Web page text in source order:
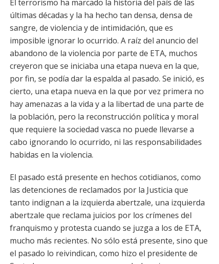
El terrorismo ha marcado la historia del país de las
últimas décadas y la ha hecho tan densa, densa de
sangre, de violencia y de intimidación, que es
imposible ignorar lo ocurrido. A raíz del anuncio del
abandono de la violencia por parte de ETA, muchos
creyeron que se iniciaba una etapa nueva en la que,
por fin, se podía dar la espalda al pasado. Se inició, es
cierto, una etapa nueva en la que por vez primera no
hay amenazas a la vida y a la libertad de una parte de
la población, pero la reconstrucción política y moral
que requiere la sociedad vasca no puede llevarse a
cabo ignorando lo ocurrido, ni las responsabilidades
habidas en la violencia.
El pasado está presente en hechos cotidianos, como
las detenciones de reclamados por la Justicia que
tanto indignan a la izquierda abertzale, una izquierda
abertzale que reclama juicios por los crímenes del
franquismo y protesta cuando se juzga a los de ETA,
mucho más recientes. No sólo está presente, sino que
el pasado lo reivindican, como hizo el presidente de